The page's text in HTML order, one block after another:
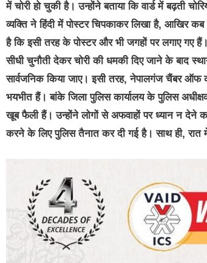
में चोरी हो चुकी है। उन्होंने बताया कि वार्ड में बढ़ती
व्यक्ति ने हिंदी में पोस्टर चिपकाकर लिखा है, आखिर
है कि इसी तरह के पोस्टर और भी जगहों पर लगाए गए
सीधी चुनौती देकर चोरी की धमकी दिए जाने के बाद
सार्वजनिक किया जाए। इसी तरह, नेपालगंज चैंबर ऑफ
भयभीत हैं। बांके जिला पुलिस कार्यालय के पुलिस
खूब फैली हैं। उन्होंने लोगों से अफवाहों पर ध्यान न देने
करने के लिए पुलिस तैनात कर दी गई है। साथ ही, रात में